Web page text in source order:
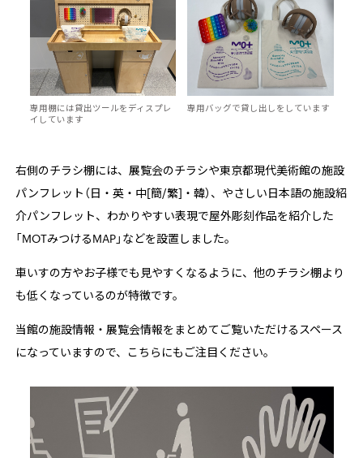
専用棚には貸出ツールをディスプレ
イしています
専用バッグで貸し出しをしています
右側のチラシ棚には、展覧会のチラシや東京都現代美術館の施設
パンフレット（日・英・中[簡/繁]・韓）、やさしい日本語の施設紹
介パンフレット、わかりやすい表現で屋外彫刻作品を紹介した
「MOTみつけるMAP」などを設置しました。
車いすの方やお子様でも見やすくなるように、他のチラシ棚より
も低くなっているのが特徴です。
当館の施設情報・展覧会情報をまとめてご覧いただけるスペース
になっていますので、こちらにもご注目ください。